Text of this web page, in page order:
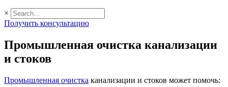
×
Получить консультацию
Промышленная очистка канализации
и стоков
Промышленная очистка канализации и стоков может помочь: